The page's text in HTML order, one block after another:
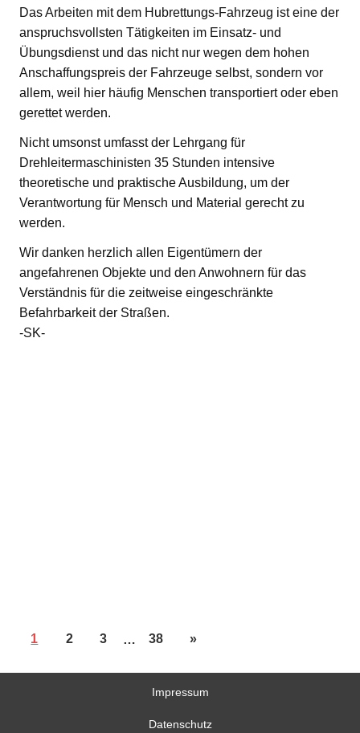
Das Arbeiten mit dem Hubrettungs-Fahrzeug ist eine der
anspruchsvollsten Tätigkeiten im Einsatz- und
Übungsdienst und das nicht nur wegen dem hohen
Anschaffungspreis der Fahrzeuge selbst, sondern vor
allem, weil hier häufig Menschen transportiert oder eben
gerettet werden.
Nicht umsonst umfasst der Lehrgang für
Drehleitermaschinisten 35 Stunden intensive
theoretische und praktische Ausbildung, um der
Verantwortung für Mensch und Material gerecht zu
werden.
Wir danken herzlich allen Eigentümern der
angefahrenen Objekte und den Anwohnern für das
Verständnis für die zeitweise eingeschränkte
Befahrbarkeit der Straßen.
-SK-
1 2 3 38 »
Impressum
Datenschutz